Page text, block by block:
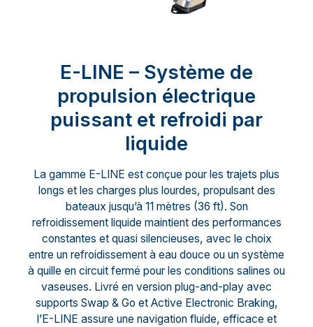
E-LINE – Système de
propulsion électrique
puissant et refroidi par
liquide
La gamme E-LINE est conçue pour les trajets plus
longs et les charges plus lourdes, propulsant des
bateaux jusqu’à 11 mètres (36 ft). Son
refroidissement liquide maintient des performances
constantes et quasi silencieuses, avec le choix
entre un refroidissement à eau douce ou un système
à quille en circuit fermé pour les conditions salines ou
vaseuses. Livré en version plug-and-play avec
supports Swap & Go et Active Electronic Braking,
l’E-LINE assure une navigation fluide, efficace et